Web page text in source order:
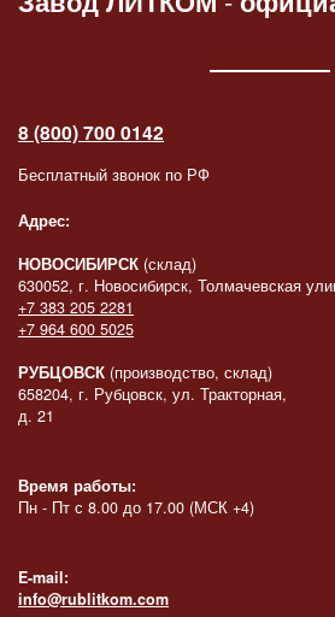
8 (800) 700 0142
Бесплатный звонок по РФ
Адрес:
НОВОСИБИРСК (склад)
630052, г. Новосибирск, Толмачевская
+7 383 205 2281
+7 964 600 5025
РУБЦОВСК (производство, склад)
658204, г. Рубцовск, ул. Тракторная,
д. 21
Время работы:
Пн - Пт с 8.00 до 17.00 (МСК +4)
E-mail:
info@rublitkom.com